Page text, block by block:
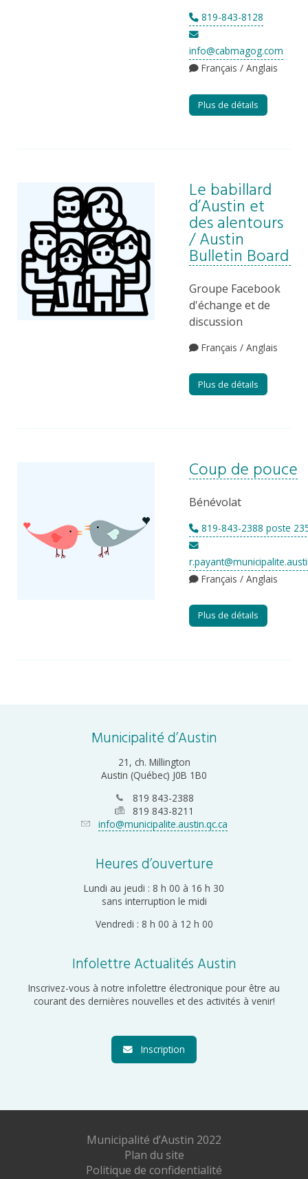
819-843-8128
info@cabmagog.com
Français / Anglais
Plus de détails
Le babillard
d’Austin et
des alentours
/ Austin
Bulletin Board
Groupe Facebook
d'échange et de
discussion
Français / Anglais
Plus de détails
Coup de pouce
Bénévolat
819-843-2388 poste
Français / Anglais
Plus de détails
Municipalité d’Austin
21, ch. Millington
Austin (Québec) J0B 1B0
819 843-2388
819 843-8211
info@municipalite.austin.qc.ca
Heures d’ouverture
Lundi au jeudi : 8 h 00 à 16 h 30
sans interruption le midi
Vendredi : 8 h 00 à 12 h 00
Infolettre Actualités Austin
Inscrivez-vous à notre infolettre électronique pour être au
courant des dernières nouvelles et des activités à venir!
Inscription
Municipalité d’Austin 2022
Plan du site
Politique de confidentialité